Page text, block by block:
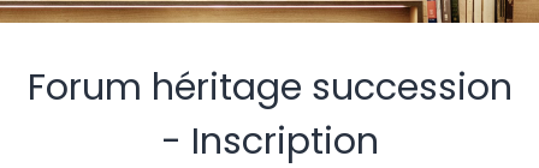
Forum héritage succession
- Inscription